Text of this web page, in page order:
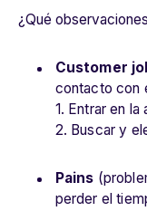
¿Qué
Customer
contacto con
1. Entrar en la
2. Buscar y
Pains
perder el